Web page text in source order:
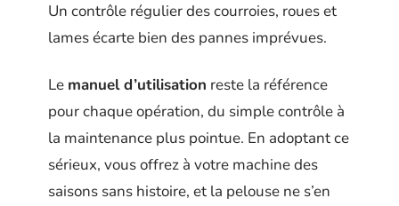
Un contrôle régulier des courroies, roues et
lames écarte bien des pannes imprévues.
Le manuel d’utilisation reste la référence
pour chaque opération, du simple contrôle à
la maintenance plus pointue. En adoptant ce
sérieux, vous offrez à votre machine des
saisons sans histoire, et la pelouse ne s’en